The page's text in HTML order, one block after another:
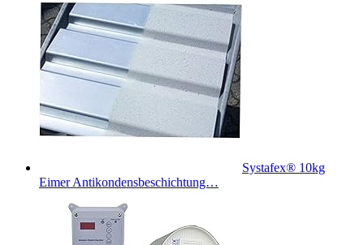
Systafex® 10kg
Eimer Antikondensbeschichtung…